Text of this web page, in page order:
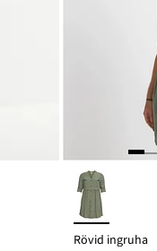
Rövid ingruha